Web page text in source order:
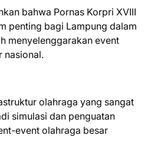
bahwa Pornas Korpri XVIII
penting bagi Lampung dalam
menyelenggarakan event
nasional.
olahraga yang sangat
simulasi dan penguatan
event olahraga besar